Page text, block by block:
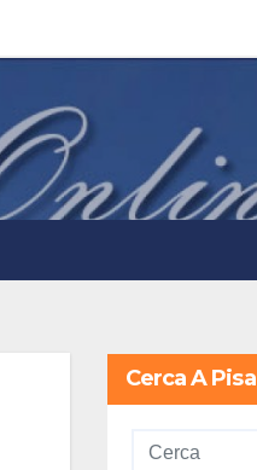
Cerca A Pisa